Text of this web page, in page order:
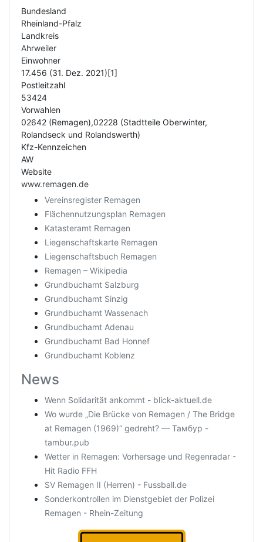
Bundesland
Rheinland-Pfalz
Landkreis
Ahrweiler
Einwohner
17.456 (31. Dez. 2021)[1]
Postleitzahl
53424
Vorwahlen
02642 (Remagen),02228 (Stadtteile Oberwinter,
Rolandseck und Rolandswerth)
Kfz-Kennzeichen
AW
Website
www.remagen.de
Vereinsregister Remagen
Flächennutzungsplan Remagen
Katasteramt Remagen
Liegenschaftskarte Remagen
Liegenschaftsbuch Remagen
Remagen – Wikipedia
Grundbuchamt Salzburg
Grundbuchamt Sinzig
Grundbuchamt Wassenach
Grundbuchamt Adenau
Grundbuchamt Bad Honnef
Grundbuchamt Koblenz
News
Wenn Solidarität ankommt - blick-aktuell.de
Wo wurde „Die Brücke von Remagen / The Bridge
at Remagen (1969)“ gedreht? — Тамбур -
tambur.pub
Wetter in Remagen: Vorhersage und Regenradar -
Hit Radio FFH
SV Remagen II (Herren) - Fussball.de
Sonderkontrollen im Dienstgebiet der Polizei
Remagen - Rhein-Zeitung